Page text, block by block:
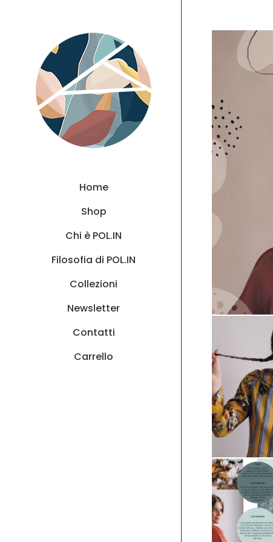
Home
Shop
Chi è POL.IN
Filosofia di POL.IN
Collezioni
Newsletter
Contatti
Carrello